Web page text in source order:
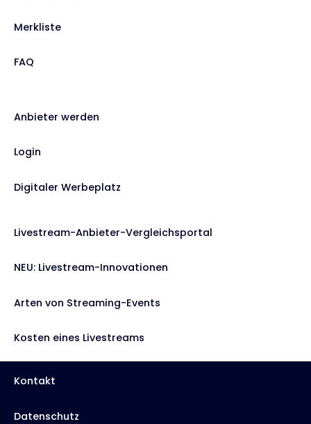
Merkliste
FAQ
Anbieter werden
Login
Digitaler Werbeplatz
Livestream-Anbieter-Vergleichsportal
NEU: Livestream-Innovationen
Arten von Streaming-Events
Kosten eines Livestreams
Kontakt
Datenschutz